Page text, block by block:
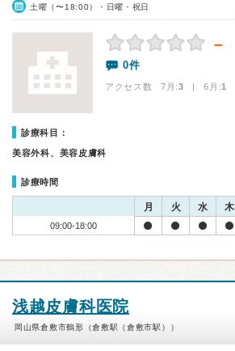
土曜（〜18:00）・日曜・祝日
－
0件
アクセス数 7月:3 | 6月:1
診療科目：
美容外科、美容皮膚科
診療時間
月 火 水 木
09:00-18:00
浅越皮膚科医院
岡山県倉敷市鶴形（倉敷駅（倉敷市駅））